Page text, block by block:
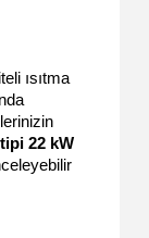
ısıtma
22 kW